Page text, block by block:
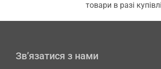
товари в разі
Зв’язатися з нами